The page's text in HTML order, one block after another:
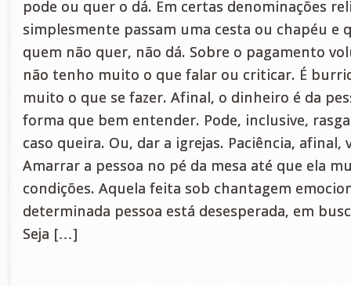
pode ou quer o dá. Em certas denominações
simplesmente passam uma cesta ou chapéu e
quem não quer, não dá. Sobre o pagamento
não tenho muito o que falar ou criticar. É
muito o que se fazer. Afinal, o dinheiro é da
forma que bem entender. Pode, inclusive,
caso queira. Ou, dar a igrejas. Paciência, afinal,
Amarrar a pessoa no pé da mesa até que ela
condições. Aquela feita sob chantagem
determinada pessoa está desesperada, em
Seja […]